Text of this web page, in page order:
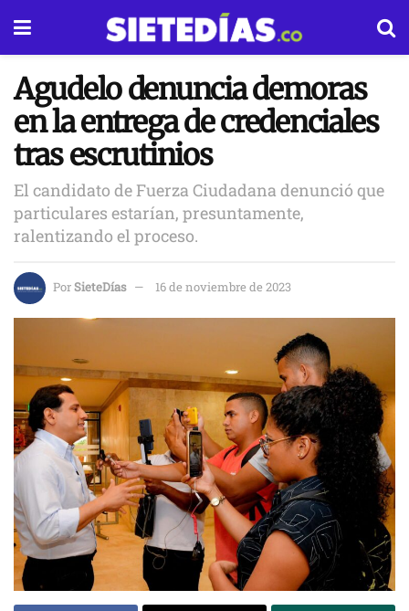
Agudelo denuncia demoras
en la entrega de credenciales
tras escrutinios
El candidato de Fuerza Ciudadana denunció que
particulares estarían, presuntamente,
ralentizando el proceso.
PorSieteDías 16 de noviembre de 2023